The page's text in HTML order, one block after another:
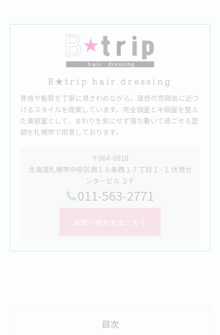
B★trip hair dressing
骨格や髪質を丁寧に見きわめながら、理想の雰囲気に近づ
けるスタイルを提案しています。完全個室と半個室を整え
た美容室として、まわりを気にせず落ち着いて過ごせる空
間を札幌市で用意しております。
〒064-0918
北海道札幌市中央区南１８条西１７丁目１−１ 伏見セ
ンタービル ２Ｆ
011-563-2771
お問い合わせはこちら
目次